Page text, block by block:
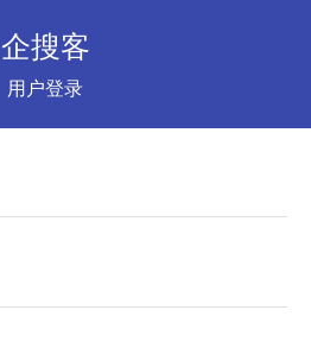
企搜客
用户登录